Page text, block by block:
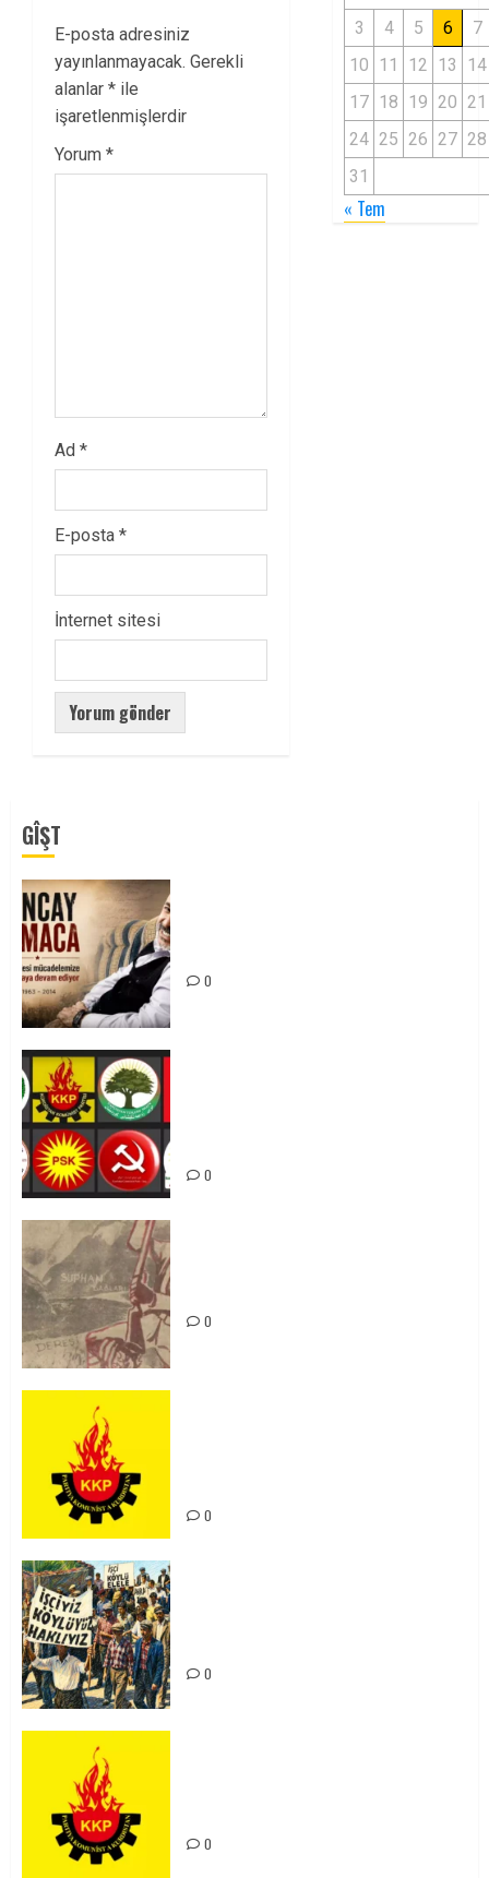
E-posta adresiniz
yayınlanmayacak. Gerekli
alanlar * ile
işaretlenmişlerdir
Yorum *
Ad *
E-posta *
İnternet sitesi
3 4 5 6
7
10 11 12 13
14
17 18 19 20 21
24 25 26 27 28
31
« Tem
GÎŞT
0
0
0
0
0
0